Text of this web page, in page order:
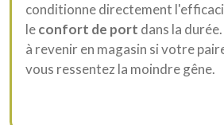
conditionne directement
leconfort de port dans la
à revenir en magasin si votre
vous ressentez la moindre gêne.